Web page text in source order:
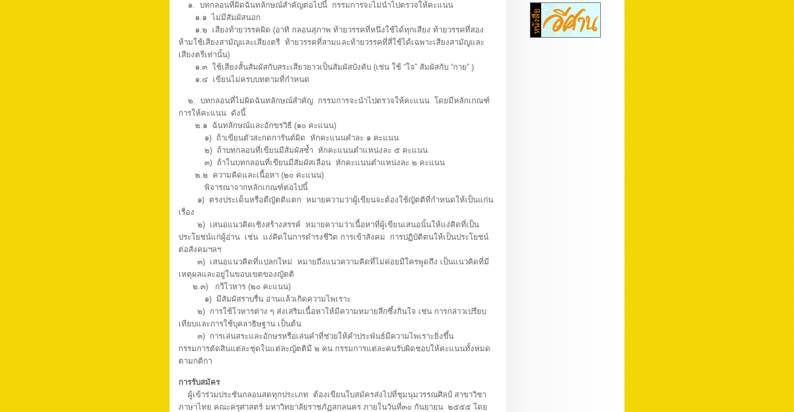
๑. บทกลอนที่ผิดฉันทลักษณ์สำคัญต่อไปนี้ กรรมการจะไม่นำไปตรวจให้คะแนน
๑.๑ ไม่มีสัมผัสนอก
๑.๒ เสียงท้ายวรรคผิด (อาทิ กลอนสุภาพ ท้ายวรรคที่หนึ่งใช้ได้ทุกเสียง ท้ายวรรคที่สอง
ห้ามใช้เสียงสามัญและเสียงตรี ท้ายวรรคที่สามและท้ายวรรคที่สี่ใช้ได้เฉพาะเสียงสามัญและ
เสียงตรีเท่านั้น)
๑.๓ ใช้เสียงสั้นสัมผัสกับสระเสียวยาวเป็นสัมผัสบังคับ (เช่น ใช้ “ใจ” สัมผัสกับ “กาย” )
๑.๔ เขียนไม่ครบบทตามที่กำหนด
๒. บทกลอนที่ไม่ผิดฉันทลักษณ์สำคัญ กรรมการจะนำไปตรวจให้คะแนน โดยมีหลักเกณฑ์
การให้คะแนน ดังนี้
๒.๑ ฉันทลักษณ์และอักขรวิธี (๑๐ คะแนน)
๑) ถ้าเขียนตัวสะกดการันต์ผิด หักคะแนนคำละ ๑ คะแนน
๒) ถ้าบทกลอนที่เขียนมีสัมผัสซ้ำ หักคะแนนตำแหน่งละ ๕ คะแนน
๓) ถ้าในบทกลอนที่เขียนมีสัมผัสเลือน หักคะแนนตำแหน่งละ ๒ คะแนน
๒.๒ ความคิดและเนื้อหา (๒๐ คะแนน)
พิจารณาจากหลักเกณฑ์ต่อไปนี้
๑) ตรงประเด็นหรือตีญัตติแตก หมายความว่าผู้เขียนจะต้องใช้ญัตติที่กำหนดให้เป็นแก่น
เรื่อง
๒) เสนอแนวคิดเชิงสร้างสรรค์ หมายความว่าเนื้อหาที่ผู้เขียนเสนอนั้นให้แง่คิดที่เป็น
ประโยชน์แก่ผู้อ่าน เช่น แง่คิดในการดำรงชีวิต การเข้าสังคม การปฏิบัติตนให้เป็นประโยชน์
ต่อสังคมฯลฯ
๓) เสนอแนวคิดที่แปลกใหม่ หมายถึงแนวความคิดที่ไม่ค่อยมีใครพูดถึง เป็นแนวคิดที่มี
เหตุผลและอยู่ในขอบเขตของญัตติ
๒.๓) กวีโวหาร (๒๐ คะแนน)
๑) มีสัมผัสราบรื่น อ่านแล้วเกิดความไพเราะ
๒) การใช้โวหารต่าง ๆ ส่งเสริมเนื้อหาให้มีความหมายลึกซึ้งกินใจ เช่น การกล่าวเปรียบ
เทียบและการใช้บุคลาธิษฐาน เป็นต้น
๓) การเล่นสระและอักษรหรือเล่นคำที่ช่วยให้คำประพันธ์มีความไพเราะยิ่งขึ้น
กรรมการตัดสินแต่ละชุดในแต่ละญัตติมี ๒ คน กรรมการแต่ละคนรับผิดชอบให้คะแนนทั้งหมด
ตามกติกา
การรับสมัคร
ผู้เข้าร่วมประชันกลอนสดทุกประเภท ต้องเขียนใบสมัครส่งไปที่ชุมนุมวรรณศิลป์ สาขาวิชา
ภาษาไทย คณะครุศาสตร์ มหาวิทยาลัยราชภัฏสกลนคร ภายในวันที่๓๐ กันยายน ๒๕๕๕ โดย